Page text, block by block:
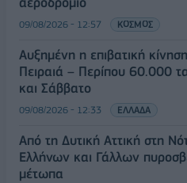
09/08/2026 - 12:57 ΚΟΣΜΟΣ
Αυξημένη η επιβατική
Πειραιά – Περίπου 60.000
και Σάββατο
09/08/2026 - 12:33 ΕΛΛΑΔΑ
Από τη Δυτική Αττική στη
Ελλήνων και Γάλλων
μέτωπα